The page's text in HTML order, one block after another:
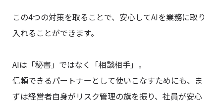
この4つの対策を取ることで、安心してAIを業務に取り
入れることができます。
AIは「秘書」ではなく「相談相手」。
信頼できるパートナーとして使いこなすためにも、ま
ずは経営者自身がリスク管理の旗を振り、社員が安心